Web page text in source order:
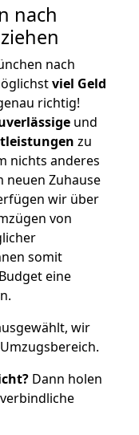
nach
nach
viel Geld
richtig!
und
zu
nichts anderes
neuen Zuhause
wir über
von
somit
eine
wir
Dann holen